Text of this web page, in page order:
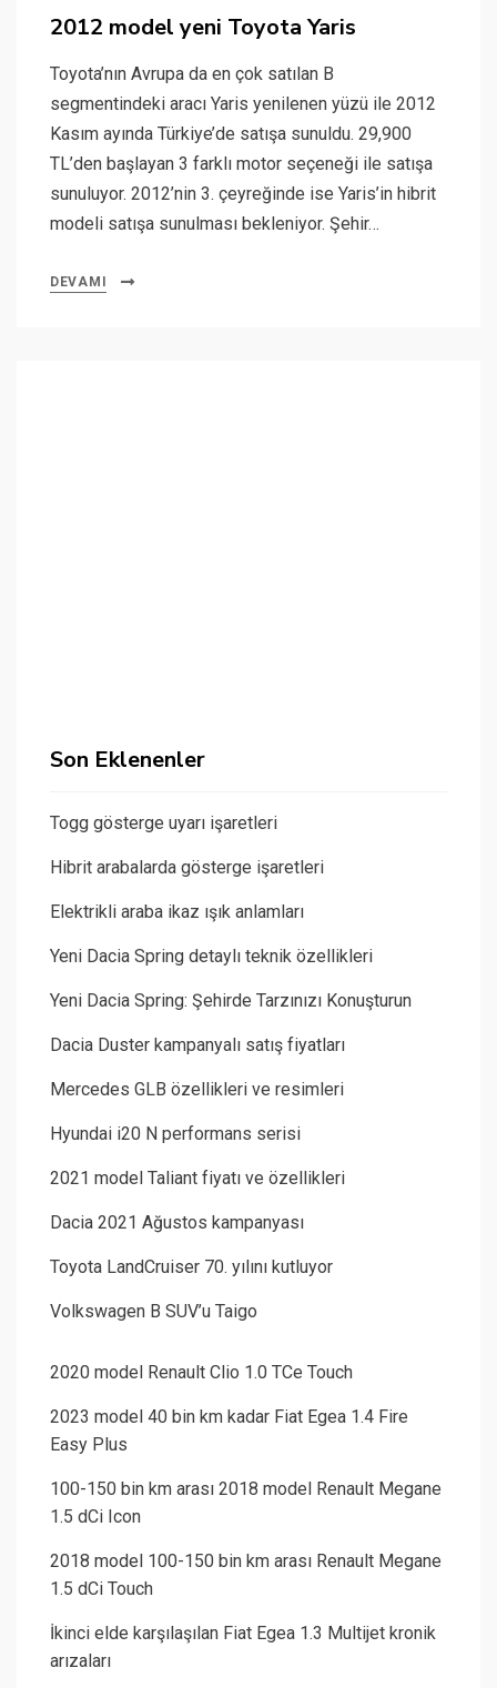
2012 model yeni Toyota Yaris
Toyota’nın Avrupa da en çok satılan B
segmentindeki aracı Yaris yenilenen yüzü ile 2012
Kasım ayında Türkiye’de satışa sunuldu. 29,900
TL’den başlayan 3 farklı motor seçeneği ile satışa
sunuluyor. 2012’nin 3. çeyreğinde ise Yaris’in hibrit
modeli satışa sunulması bekleniyor. Şehir…
DEVAMI
Son Eklenenler
Togg gösterge uyarı işaretleri
Hibrit arabalarda gösterge işaretleri
Elektrikli araba ikaz ışık anlamları
Yeni Dacia Spring detaylı teknik özellikleri
Yeni Dacia Spring: Şehirde Tarzınızı Konuşturun
Dacia Duster kampanyalı satış fiyatları
Mercedes GLB özellikleri ve resimleri
Hyundai i20 N performans serisi
2021 model Taliant fiyatı ve özellikleri
Dacia 2021 Ağustos kampanyası
Toyota LandCruiser 70. yılını kutluyor
Volkswagen B SUV’u Taigo
2020 model Renault Clio 1.0 TCe Touch
2023 model 40 bin km kadar Fiat Egea 1.4 Fire
Easy Plus
100-150 bin km arası 2018 model Renault Megane
1.5 dCi Icon
2018 model 100-150 bin km arası Renault Megane
1.5 dCi Touch
İkinci elde karşılaşılan Fiat Egea 1.3 Multijet kronik
arızaları